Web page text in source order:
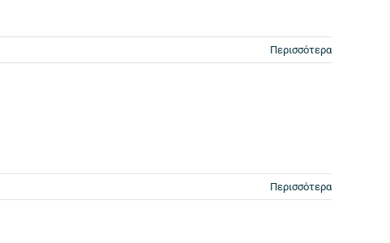
Περισσότερα
Περισσότερα